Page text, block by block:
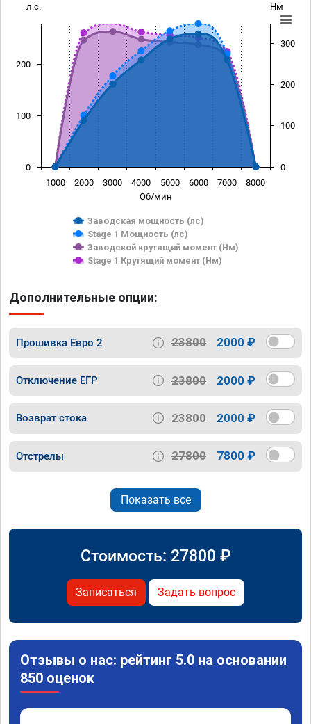
Об/мин
л.с. Нм
Заводская мощность (лс)
Stage 1 Мощность (лс)
Заводской крутящий момент (Нм)
Stage 1 Крутящий момент (Нм)
1000 2000 3000 4000 5000 6000 7000 8000
0
100
200
0
100
200
300
Дополнительные опции:
Прошивка Евро 2 23800 2000 ₽
Отключение ЕГР 23800 2000 ₽
Возврат стока 23800 2000 ₽
Отстрелы 27800 7800 ₽
Показать все
Стоимость: 27800 ₽
Записаться Задать вопрос
Отзывы о нас: рейтинг 5.0 на основании
850 оценок